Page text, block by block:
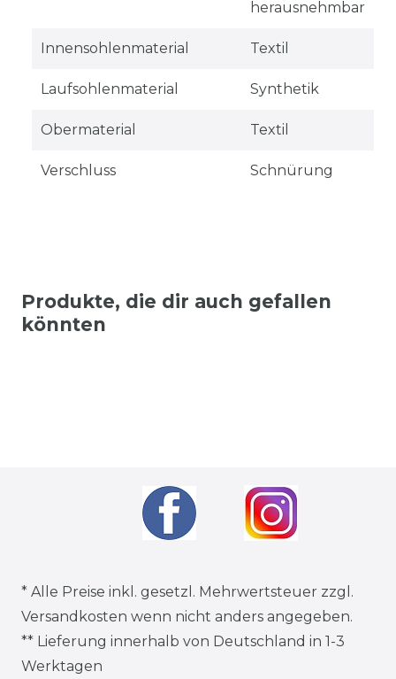
herausnehmbar
Innensohlenmaterial Textil
Laufsohlenmaterial Synthetik
Obermaterial Textil
Verschluss Schnürung
Produkte, die dir auch gefallen
könnten
* Alle Preise inkl. gesetzl. Mehrwertsteuer zzgl.
Versandkosten wenn nicht anders angegeben.
** Lieferung innerhalb von Deutschland in 1-3
Werktagen